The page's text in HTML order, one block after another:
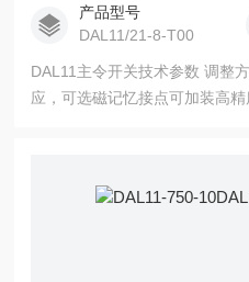
产品型号
DAL11/21-8-T00
DAL11主令开关技术参数 调整
应，可选磁记忆接点可加装高